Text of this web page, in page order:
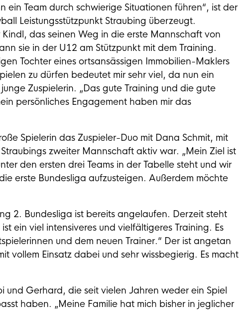
ein Team durch schwierige Situationen führen“, ist der
Leistungsstützpunkt Straubing überzeugt.
das seinen Weg in die erste Mannschaft von
sie in der U12 am Stützpunkt mit dem Training.
Tochter eines ortsansässigen Immobilien-Maklers
zu dürfen bedeutet mir sehr viel, da nun ein
Zuspielerin. „Das gute Training und die gute
persönliches Engagement haben mir das
Spielerin das Zuspieler-Duo mit Dana Schmit, mit
zweiter Mannschaft aktiv war. „Mein Ziel ist
den ersten drei Teams in der Tabelle steht und wir
erste Bundesliga aufzusteigen. Außerdem möchte
2. Bundesliga ist bereits angelaufen. Derzeit steht
ein viel intensiveres und vielfältigeres Training. Es
und dem neuen Trainer.“ Der ist angetan
vollem Einsatz dabei und sehr wissbegierig. Es macht
Gerhard, die seit vielen Jahren weder ein Spiel
haben. „Meine Familie hat mich bisher in jeglicher